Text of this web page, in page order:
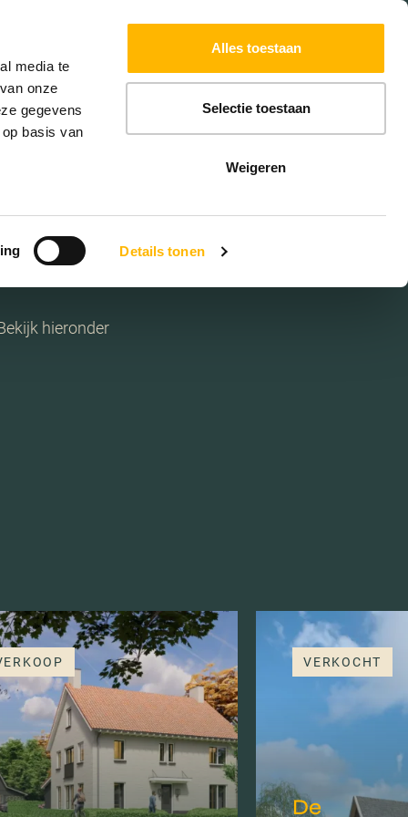
media te
onze
gegevens
basis van
Details tonen
Alles toestaan
Selectie toestaan
Weigeren
hieronder
VERKOCHT
De